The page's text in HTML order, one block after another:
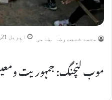
محمد شعیب رضا نظامی اپریل 21, 2020
موب لنچنگ: جمہوریت